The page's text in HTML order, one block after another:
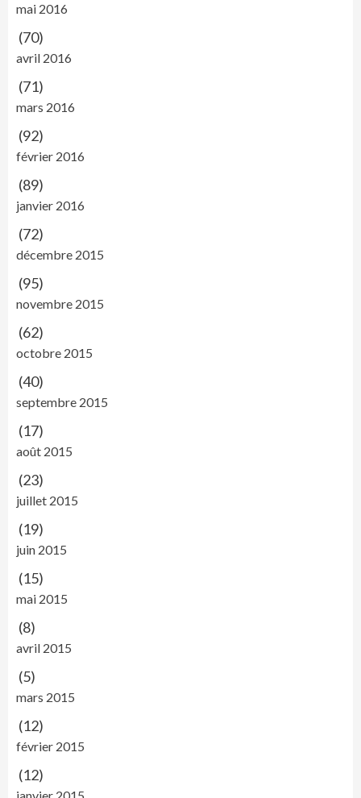
mai 2016
(70)
avril 2016
(71)
mars 2016
(92)
février 2016
(89)
janvier 2016
(72)
décembre 2015
(95)
novembre 2015
(62)
octobre 2015
(40)
septembre 2015
(17)
août 2015
(23)
juillet 2015
(19)
juin 2015
(15)
mai 2015
(8)
avril 2015
(5)
mars 2015
(12)
février 2015
(12)